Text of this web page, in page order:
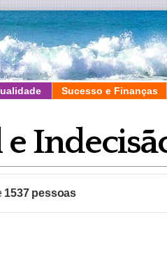
Sucesso e Finanças
1537pessoas